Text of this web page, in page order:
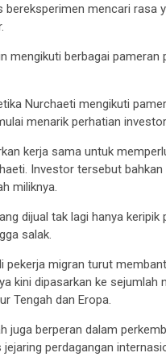
bereksperimen mencari rasa
mengikuti berbagai pameran
Nurchaeti mengikuti
menarik perhatian
kerja sama untuk
Investor tersebut
miliknya.
dijual tak lagi hanya keripik
salak.
pekerja migran turut
kini dipasarkan ke sejumlah
Tengah dan Eropa.
juga berperan dalam
perdagangan